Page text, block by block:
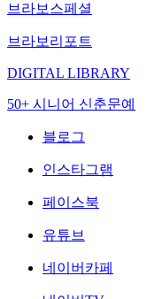
브라보스페셜
브라보리포트
DIGITAL LIBRARY
50+ 시니어 신춘문예
블로그
인스타그램
페이스북
유튜브
네이버카페